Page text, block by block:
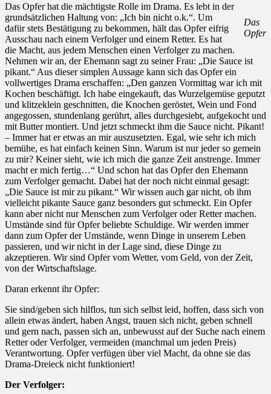
Das
Opfer
Das Opfer hat die mächtigste Rolle im Drama. Es lebt in der
grundsätzlichen Haltung von: „Ich bin nicht o.k.“. Um
dafür stets Bestätigung zu bekommen, hält das Opfer eifrig
Ausschau nach einem Verfolger und einem Retter. Es hat
die Macht, aus jedem Menschen einen Verfolger zu machen.
Nehmen wir an, der Ehemann sagt zu seiner Frau: „Die Sauce ist
pikant.“ Aus dieser simplen Aussage kann sich das Opfer ein
vollwertiges Drama erschaffen: „Den ganzen Vormittag war ich mit
Kochen beschäftigt. Ich habe eingekauft, das Wurzelgemüse geputzt
und klitzeklein geschnitten, die Knochen geröstet, Wein und Fond
angegossen, stundenlang gerührt, alles durchgesiebt, aufgekocht und
mit Butter montiert. Und jetzt schmeckt ihm die Sauce nicht. Pikant!
– Immer hat er etwas an mir auszusetzten. Egal, wie sehr ich mich
bemühe, es hat einfach keinen Sinn. Warum ist nur jeder so gemein
zu mir? Keiner sieht, wie ich mich die ganze Zeit anstrenge. Immer
macht er mich fertig…“ Und schon hat das Opfer den Ehemann
zum Verfolger gemacht. Dabei hat der noch nicht einmal gesagt:
„Die Sauce ist mir zu pikant.“ Wir wissen auch gar nicht, ob ihm
vielleicht pikante Sauce ganz besonders gut schmeckt. Ein Opfer
kann aber nicht nur Menschen zum Verfolger oder Retter machen.
Umstände sind für Opfer beliebte Schuldige. Wir werden immer
dann zum Opfer der Umstände, wenn Dinge in unserem Leben
passieren, und wir nicht in der Lage sind, diese Dinge zu
akzeptieren. Wir sind Opfer vom Wetter, vom Geld, von der Zeit,
von der Wirtschaftslage.
Daran erkennt ihr Opfer:
Sie sind/geben sich hilflos, tun sich selbst leid, hoffen, dass sich von
allein etwas ändert, haben Angst, trauen sich nicht, geben schnell
und gern nach, passen sich an, unbewusst auf der Suche nach einem
Retter oder Verfolger, vermeiden (manchmal um jeden Preis)
Verantwortung. Opfer verfügen über viel Macht, da ohne sie das
Drama-Dreieck nicht funktioniert!
Der Verfolger: